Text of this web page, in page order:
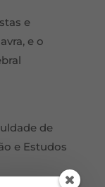
e
e o
de
e Estudos